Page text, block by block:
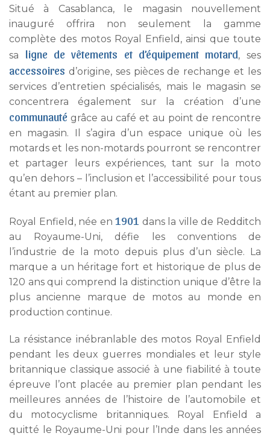
Situé à Casablanca, le magasin nouvellement
inauguré offrira non seulement la gamme
complète des motos Royal Enfield, ainsi que toute
sa ligne de vêtements et d’équipement motard, ses
accessoires d’origine, ses pièces de rechange et les
services d’entretien spécialisés, mais le magasin se
concentrera également sur la création d’une
communauté grâce au café et au point de rencontre
en magasin. Il s’agira d’un espace unique où les
motards et les non-motards pourront se rencontrer
et partager leurs expériences, tant sur la moto
qu’en dehors – l’inclusion et l’accessibilité pour tous
étant au premier plan.
Royal Enfield, née en1901 dans la ville de Redditch
au Royaume-Uni, défie les conventions de
l’industrie de la moto depuis plus d’un siècle. La
marque a un héritage fort et historique de plus de
120 ans qui comprend la distinction unique d’être la
plus ancienne marque de motos au monde en
production continue.
La résistance inébranlable des motos Royal Enfield
pendant les deux guerres mondiales et leur style
britannique classique associé à une fiabilité à toute
épreuve l’ont placée au premier plan pendant les
meilleures années de l’histoire de l’automobile et
du motocyclisme britanniques. Royal Enfield a
quitté le Royaume-Uni pour l’Inde dans les années